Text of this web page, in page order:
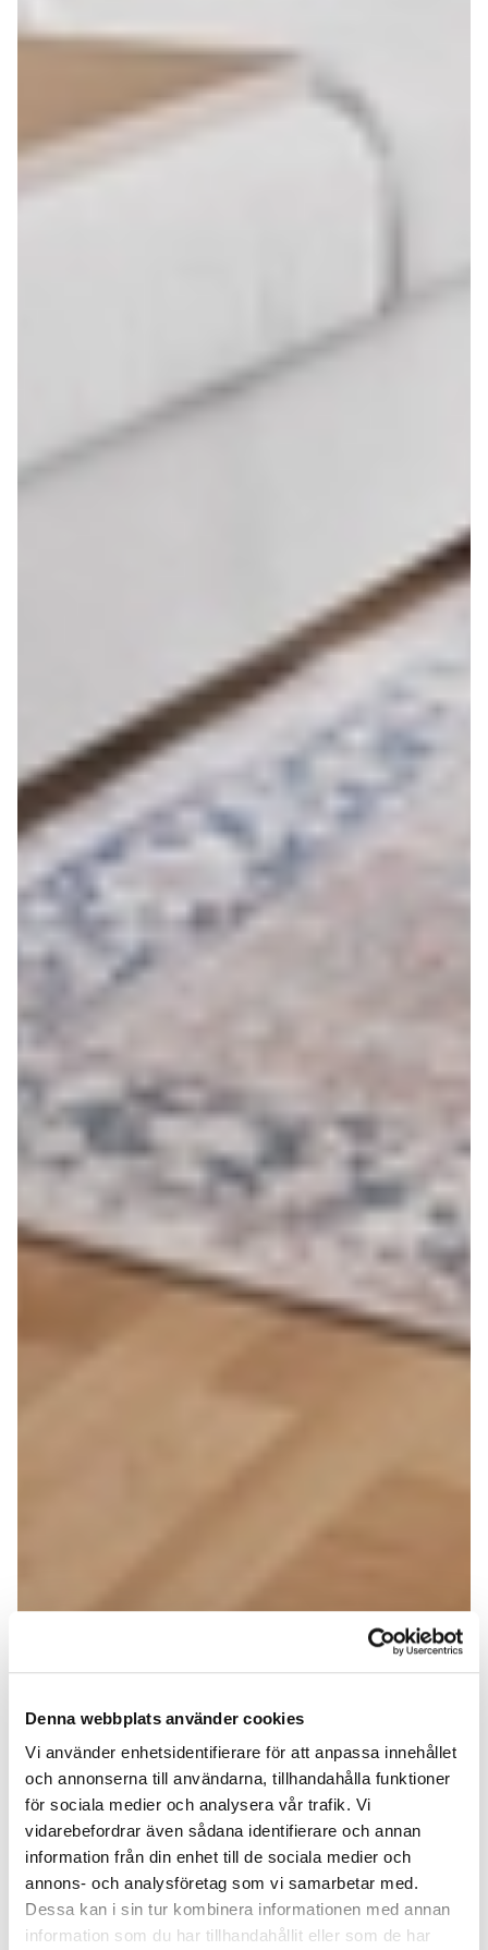
Denna webbplats använder cookies
Vi använder enhetsidentifierare för att anpassa innehållet
och annonserna till användarna, tillhandahålla funktioner
för sociala medier och analysera vår trafik. Vi
vidarebefordrar även sådana identifierare och annan
information från din enhet till de sociala medier och
annons- och analysföretag som vi samarbetar med.
Dessa kan i sin tur kombinera informationen med annan
information som du har tillhandahållit eller som de har